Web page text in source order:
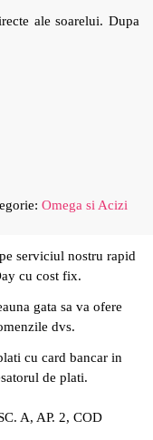
ale soarelui. Dupa
Omega si Acizi
serviciul nostru rapid
cu cost fix.
gata sa va ofere
dvs.
cu card bancar in
de plati.
A, AP. 2, COD